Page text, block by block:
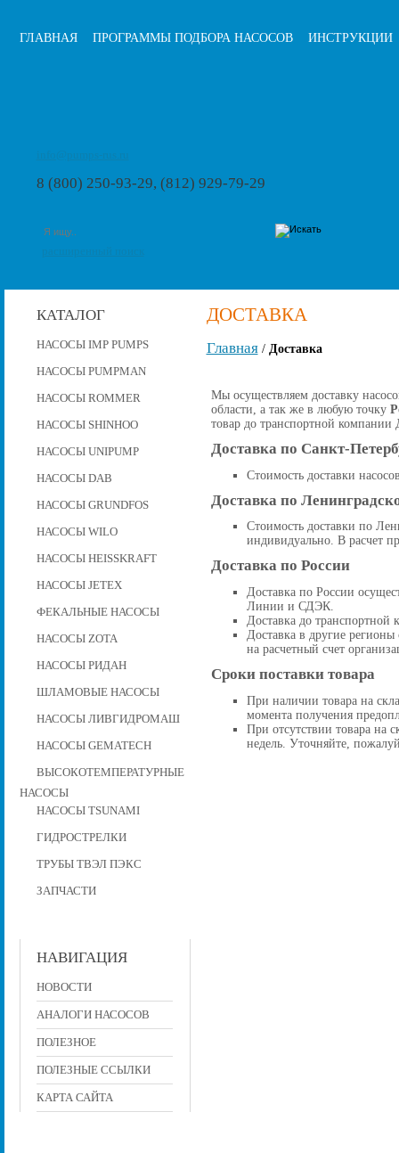
ГЛАВНАЯ ПРОГРАММЫ ПОДБОРА НАСОСОВ ИНСТРУКЦИИ
8 (800) 250-93-29, (812) 929-79-29
КАТАЛОГ
НАСОСЫ IMP PUMPS
НАСОСЫ PUMPMAN
НАСОСЫ ROMMER
НАСОСЫ SHINHOO
НАСОСЫ UNIPUMP
НАСОСЫ DAB
НАСОСЫ GRUNDFOS
НАСОСЫ WILO
НАСОСЫ HEISSKRAFT
НАСОСЫ JETEX
ФЕКАЛЬНЫЕ НАСОСЫ
НАСОСЫ ZOTA
НАСОСЫ РИДАН
ШЛАМОВЫЕ НАСОСЫ
НАСОСЫ ЛИВГИДРОМАШ
НАСОСЫ GEMATECH
ВЫСОКОТЕМПЕРАТУРНЫЕ
НАСОСЫ
НАСОСЫ TSUNAMI
ГИДРОСТРЕЛКИ
ТРУБЫ ТВЭЛ ПЭКС
ЗАПЧАСТИ
НАВИГАЦИЯ
НОВОСТИ
АНАЛОГИ НАСОСОВ
ПОЛЕЗНОЕ
ПОЛЕЗНЫЕ ССЫЛКИ
КАРТА САЙТА
ДОСТАВКА
Главная/ Доставка
Мы осуществляем доставку
области, а так же в любую точку
товар до транспортной
Доставка по Санкт-
Стоимость доставки
Доставка по
Стоимость доставки по
индивидуально. В расчет
Доставка по России
Доставка по России
Линии и СДЭК.
Доставка до транспортной
Доставка в другие регионы
на расчетный счет
Сроки поставки товара
При наличии товара на
момента получения
При отсутствии товара на
недель. Уточняйте,